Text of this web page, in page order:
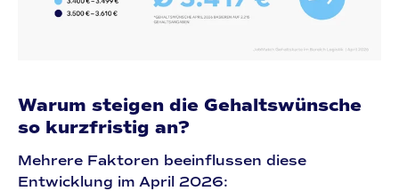
Warum steigen die Gehaltswünsche
so kurzfristig an?
Mehrere Faktoren beeinflussen diese
Entwicklung im April 2026: